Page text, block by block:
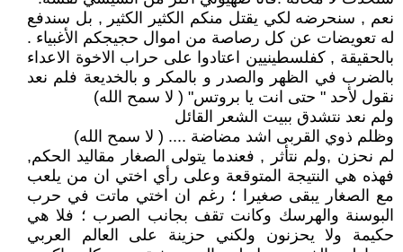
نعم , سنحرضه لكي يقتل منكم الكثير الكثير , بل سندفع
له تعويضات عن كل رصاصة من اموال حجيجكم الأغبياء .
بالحقيقة , كفلسطينيين اعتادوا على حراب الاخوة الاعداء
بالضرب في الظهر والصدر و بالمكر و بالخديعة فلم نعد
نقول لأحد " حتى انت يا بروتس" ( لا سمح الله)
ولم نعد نتشدق ببيت الشعر القائل
وظلم ذوي القربى اشد مضاضة .... ( لا سمح الله)
لم نحزن ,ولم نتأثر , فعندما يتولى الصغار مقاليد الحكم,
فهذه هي النتيجة المتوقعة وعلى رأي اختي ان من يلعب
مع الصغار يبقى صغيرا ؛ رغم ان اختي ماتت في حرب
البوسنة والهرسك وكانت تقف بجانب الصرب ؛ فلا هي
حكيمة ولا يحزنون ولكني حزينة على العالم العربي